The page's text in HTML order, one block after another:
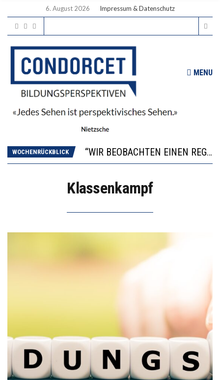
6. August 2026 Impressum & Datenschutz
MENU
WOCHENRÜCKBLICK
“WIR BEOBACHTEN EINEN REGELRECHTEN STURZFLUG BEI DEN LERNLEISTUNGEN”
DIE VERSTÄRKTE HARMONISIERUNG IM SCHULWESEN VERRINGERT DAS INNOVATIONSPOTENZIAL
Klassenkampf